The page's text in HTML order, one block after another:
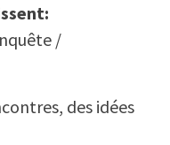
/
des idées